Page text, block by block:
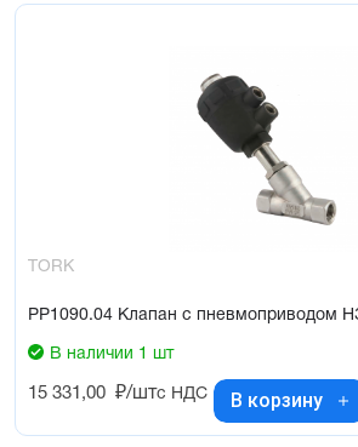
TORK
PP1090.04 Клапан с пневмоприводом
В наличии 1 шт
15 331,00 ₽/штс НДС В корзину